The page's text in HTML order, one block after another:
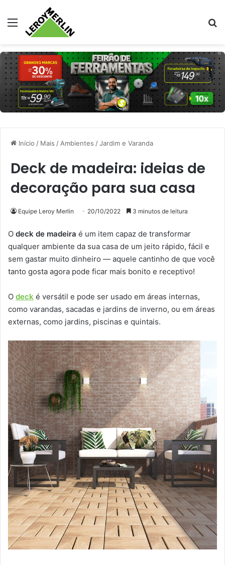
Menu
Início / Mais /Ambientes /Jardim e Varanda
Deck de madeira: ideias de
decoração para sua casa
Equipe Leroy Merlin 20/10/2022 3 minutos de leitura
O deck de madeira é um item capaz de transformar
qualquer ambiente da sua casa de um jeito rápido, fácil e
sem gastar muito dinheiro — aquele cantinho de que você
tanto gosta agora pode ficar mais bonito e receptivo!
O deck é versátil e pode ser usado em áreas internas,
como varandas, sacadas e jardins de inverno, ou em áreas
externas, como jardins, piscinas e quintais.